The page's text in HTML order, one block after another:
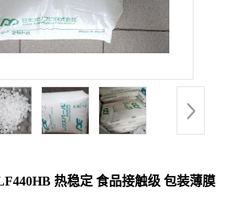
热稳定 食品接触级 包装薄膜